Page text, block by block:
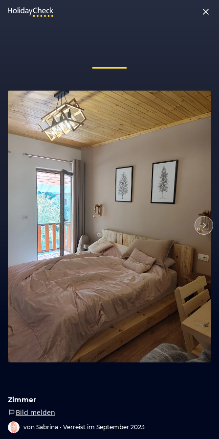
Zimmer
Bild melden
von Sabrina • Verreist im September 2023
erreichbar. Tippe bitte die Adresse noch einmal ein oder ruf uns
kostenlos an unter0891 437 9100.
Seite neu laden